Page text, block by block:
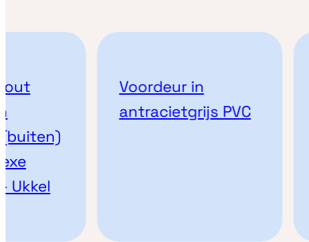
Voordeur in
antracietgrijs PVC